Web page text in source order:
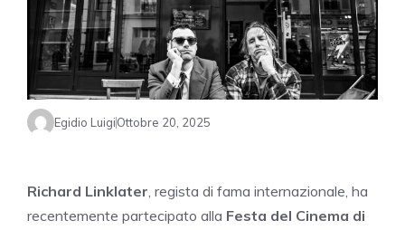
Egidio LuigiOttobre 20, 2025
Richard Linklater, regista di fama internazionale, ha
recentemente partecipato alla Festa del Cinema di